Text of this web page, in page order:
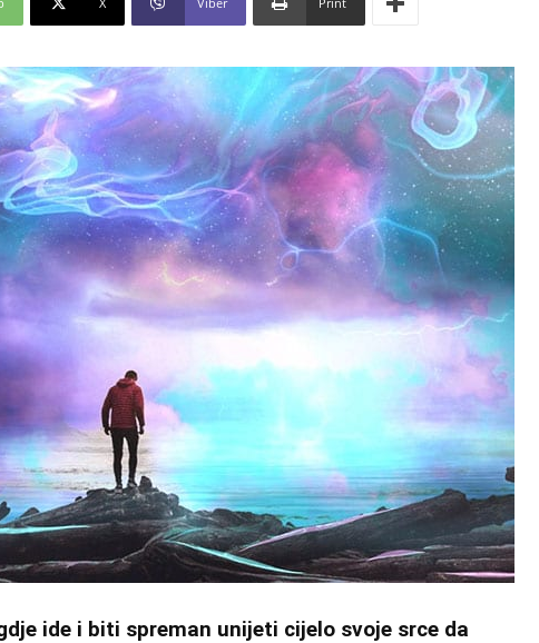
ide i biti spreman unijeti cijelo svoje srce da